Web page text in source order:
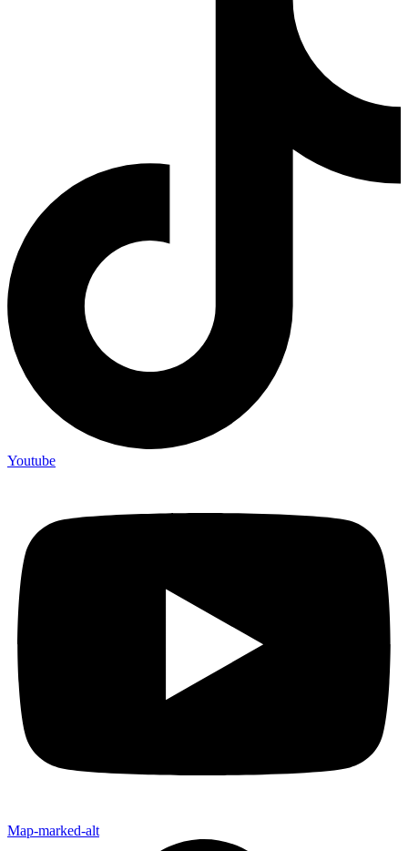
Youtube
Map-marked-alt